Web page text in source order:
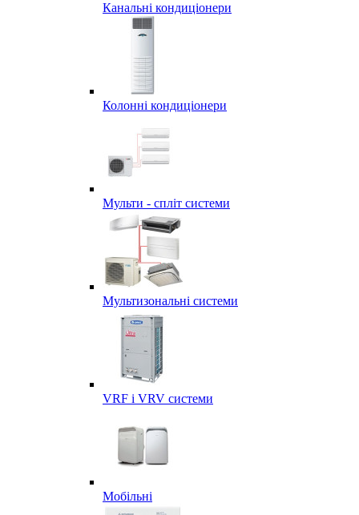
Канальні кондиціонери
Колонні кондиціонери
Мульти - спліт системи
Мультизональні системи
VRF і VRV системи
Мобільні